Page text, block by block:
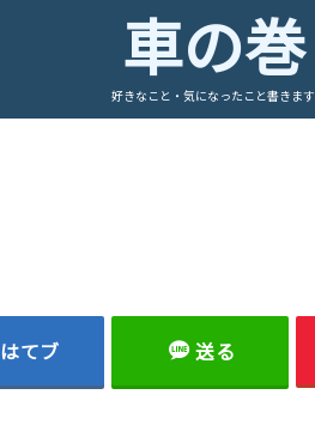
車の巻
好きなこと・気になったこと書きます
はてブ 送る